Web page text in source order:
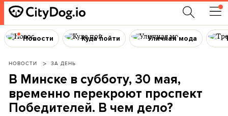
Новости Куда пойти Уличная мода
НОВОСТИ ЗА ДЕНЬ
В Минске в субботу, 30 мая,
временно перекроют проспект
Победителей. В чем дело?